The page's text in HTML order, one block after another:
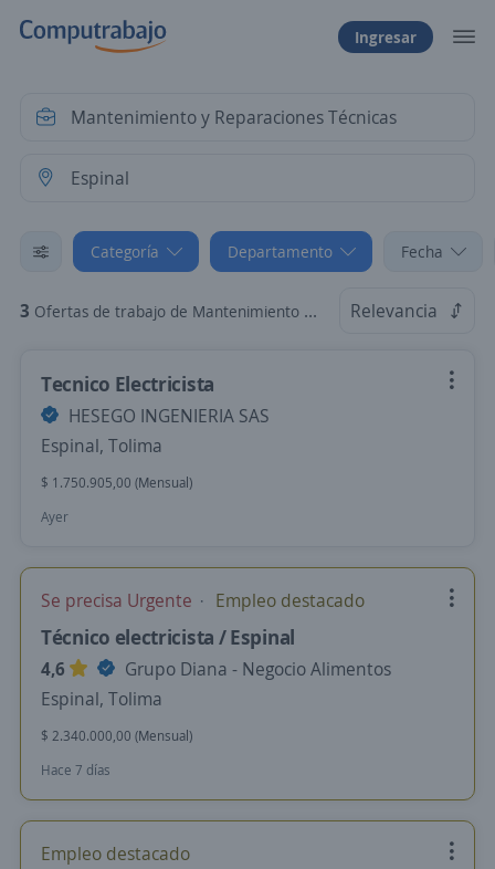
Ingresar
Categoría Departamento Fecha
3 Ofertas de trabajo de Mantenimiento y Reparaciones Técnicas en Espinal, Tolima Relevancia
Tecnico Electricista
HESEGO INGENIERIA SAS
Espinal, Tolima
$ 1.750.905,00 (Mensual)
Ayer
Se precisa Urgente Empleo destacado
Técnico electricista / Espinal
4,6
Grupo Diana - Negocio Alimentos
Espinal, Tolima
$ 2.340.000,00 (Mensual)
Hace 7 días
Empleo destacado